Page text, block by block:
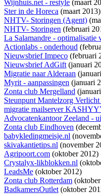
Wijnhuis.net - restyle (maart
Ster in de Horeca (maart 2013)
NHTV- Storingen (Agent)
NHTV- Storingen (februari
La Salamandre - optimalisatie
Actionlabs - onderhoud
Nieuwsbrief Impeco (februari
Nieuwsbrief AdGift(januari
Migratie naar Alderaan
Myrit - aanpassingen (januari
Zonta club Mergelland
Steunpunt Mantelzorg Verlicht
migratie mailserver
Advocatenkantoor Zeeland -
Zonta club Eindhoven
babykledingmeisje.nl
skivakantietips.nl (november
Agripoort.com (oktober 2012)
Crystalyx-likblokken.nl
LeadsMe (oktober 2012)
Zonta club Rotterdam
BadkamersOutlet(oktober